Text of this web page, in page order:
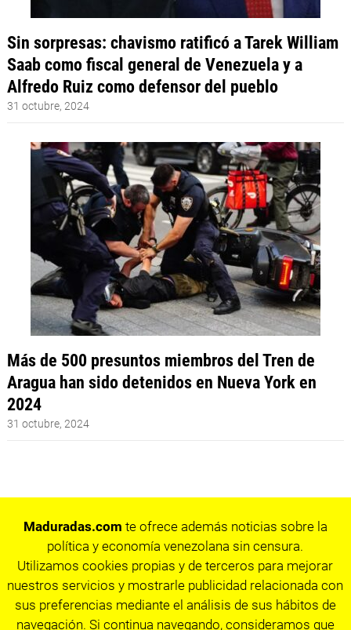
Sin sorpresas: chavismo ratificó a Tarek William
Saab como fiscal general de Venezuela y a
Alfredo Ruiz como defensor del pueblo
31 octubre, 2024
Más de 500 presuntos miembros del Tren de
Aragua han sido detenidos en Nueva York en
2024
31 octubre, 2024
Maduradas.com te ofrece además noticias sobre la
política y economía venezolana sin censura.
Utilizamos cookies propias y de terceros para mejorar
nuestros servicios y mostrarle publicidad relacionada con
sus preferencias mediante el análisis de sus hábitos de
navegación. Si continua navegando, consideramos que